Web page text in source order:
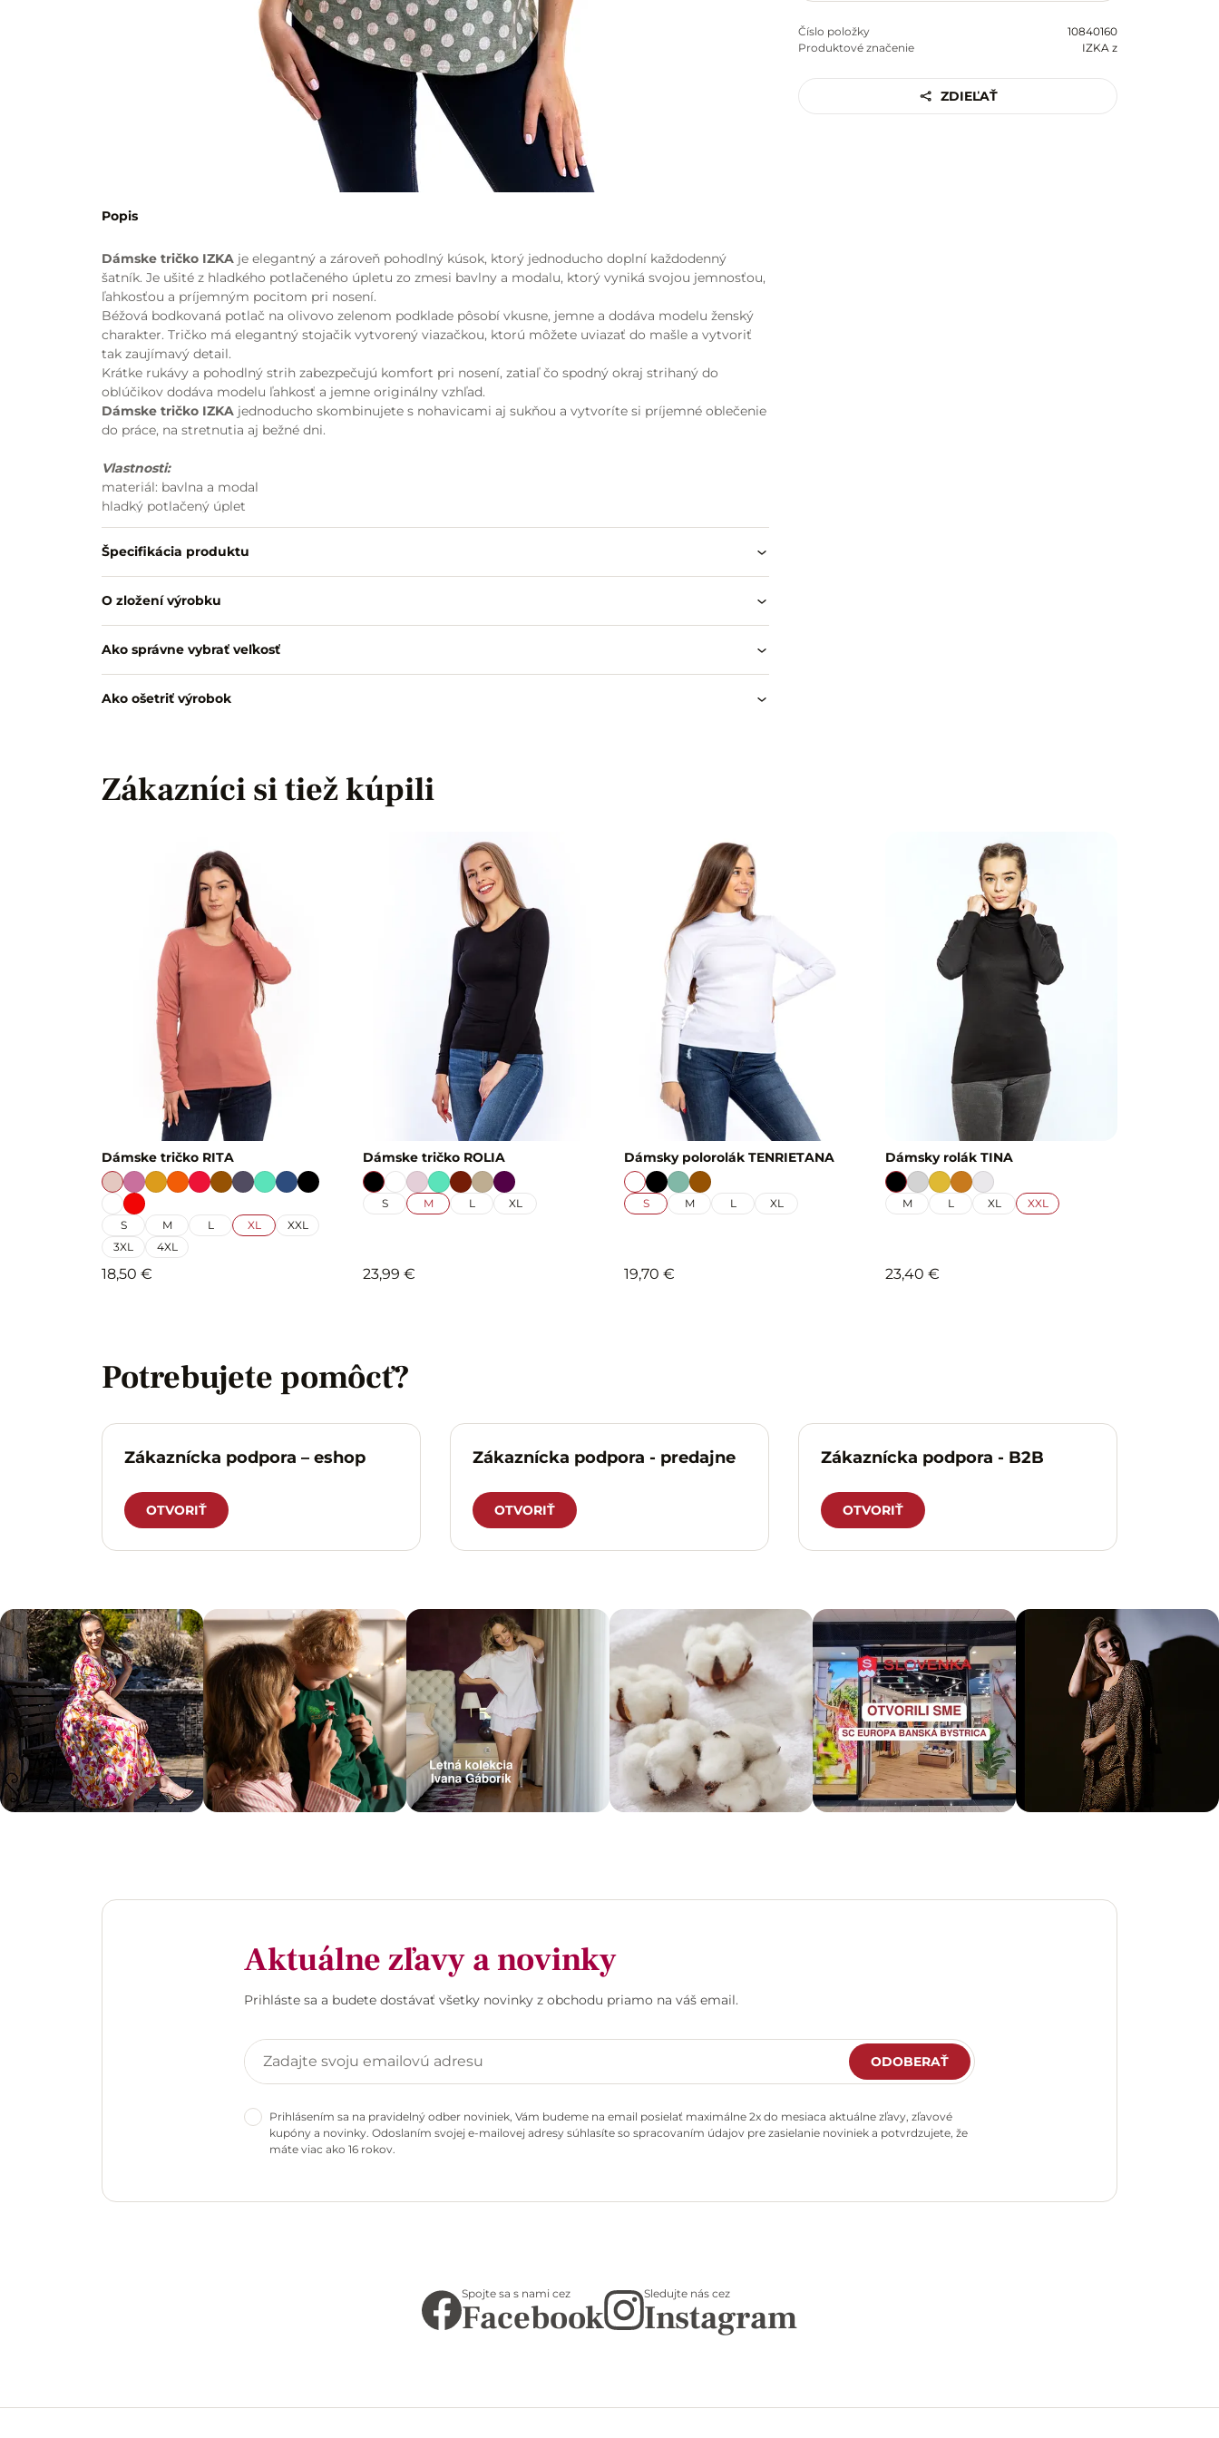
Popis
Dámske tričko IZKA je elegantný a zároveň pohodlný kúsok, ktorý jednoducho doplní každodenný
šatník. Je ušité z hladkého potlačeného úpletu zo zmesi bavlny a modalu, ktorý vyniká svojou jemnosťou,
ľahkosťou a príjemným pocitom pri nosení.
Béžová bodkovaná potlač na olivovo zelenom podklade pôsobí vkusne, jemne a dodáva modelu ženský
charakter. Tričko má elegantný stojačik vytvorený viazačkou, ktorú môžete uviazať do mašle a vytvoriť
tak zaujímavý detail.
Krátke rukávy a pohodlný strih zabezpečujú komfort pri nosení, zatiaľ čo spodný okraj strihaný do
oblúčikov dodáva modelu ľahkosť a jemne originálny vzhľad.
Dámske tričko IZKA jednoducho skombinujete s nohavicami aj sukňou a vytvoríte si príjemné oblečenie
do práce, na stretnutia aj bežné dni.
Vlastnosti:
materiál: bavlna a modal
hladký potlačený úplet
béžová bodkovaná potlač na olivovo zelenom podklade
stojačik s viazačkou
viazačka na uviazanie do mašle
krátke rukávy
spodný okraj strihaný do oblúčikov
vhodné k nohaviciam aj sukni
Špecifikácia produktu
O zložení výrobku
Ako správne vybrať veľkosť
Ako ošetriť výrobok
Číslo položky
10840160
Produktové značenie
IZKA z
ZDIEĽAŤ
Zákazníci si tiež kúpili
Dámske tričko RITA
S M L XL
XXL
3XL
4XL
18,50 €
Dámske tričko ROLIA
S M L XL
23,99 €
Dámsky polorolák TENRIETANA
S M L XL
19,70 €
Dámsky rolák TINA
M L XL XXL
23,40 €
Potrebujete pomôcť?
Zákaznícka podpora – eshop
OTVORIŤ
Zákaznícka podpora - predajne
OTVORIŤ
Zákaznícka podpora - B2B
OTVORIŤ
Aktuálne zľavy a novinky
Prihláste sa a budete dostávať všetky novinky z obchodu priamo na váš email.
ODOBERAŤ
Prihlásením sa na pravidelný odber noviniek, Vám budeme na email posielať maximálne 2x do mesiaca aktuálne zľavy, zľavové
kupóny a novinky. Odoslaním svojej e-mailovej adresy súhlasíte so spracovaním údajov pre zasielanie noviniek a potvrdzujete, že
máte viac ako 16 rokov.
Spojte sa s nami cez
Facebook
Sledujte nás cez
Instagram